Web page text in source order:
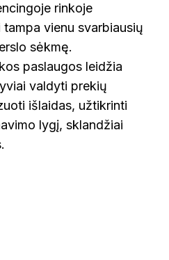
rinkoje
vienu svarbiausių
sėkmę.
paslaugos leidžia
valdyti prekių
išlaidas, užtikrinti
lygį, sklandžiai